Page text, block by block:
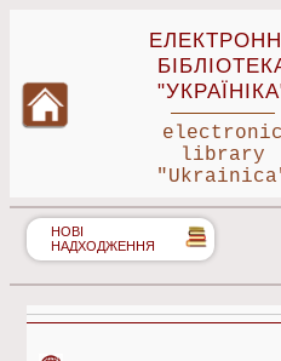
electronic
library
НОВІ
НАДХОДЖЕННЯ